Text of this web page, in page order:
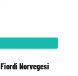
Fiordi Norvegesi